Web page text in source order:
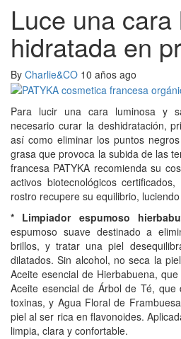
Luce una cara
hidratada en
By Charlie&CO 10 años ago
Para lucir una cara luminosa y
necesario curar la deshidratación,
así como eliminar los puntos
grasa que provoca la subida de las
francesa PATYKA recomienda su
activos biotecnológicos
rostro recupere su equilibrio,
* Limpiador espumoso
espumoso suave destinado a
brillos, y tratar una piel
dilatados. Sin alcohol, no seca la
Aceite esencial de Hierbabuena,
Aceite esencial de Árbol de Té, que
toxinas, y Agua Floral de
piel al ser rica en flavonoides.
limpia, clara y confortable.